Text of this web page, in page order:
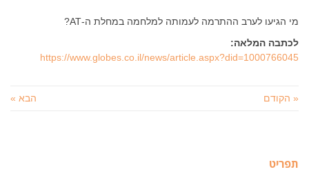
מי הגיעו לערב ההתרמה לעמותה למלחמה במחלת ה-AT?
לכתבה המלאה:
https://www.globes.co.il/news/article.aspx?did=1000766045
« הקודם הבא »
תפריט